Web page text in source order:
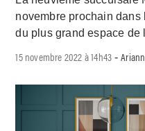
novembre prochain dans
du plus grand espace de
15 novembre 2022 à 14h43 -